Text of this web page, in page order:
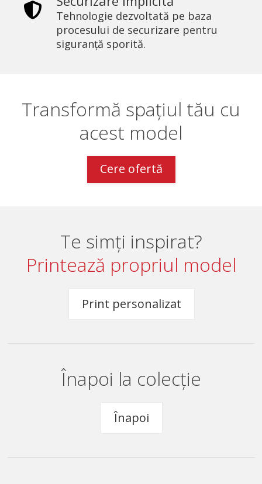
Tehnologie dezvoltată pe baza
procesului de securizare pentru
siguranță sporită.
Transformă spațiul tău cu
acest model
Cere ofertă
Te simți inspirat?
Printează propriul model
Print personalizat
Înapoi la colecție
Înapoi